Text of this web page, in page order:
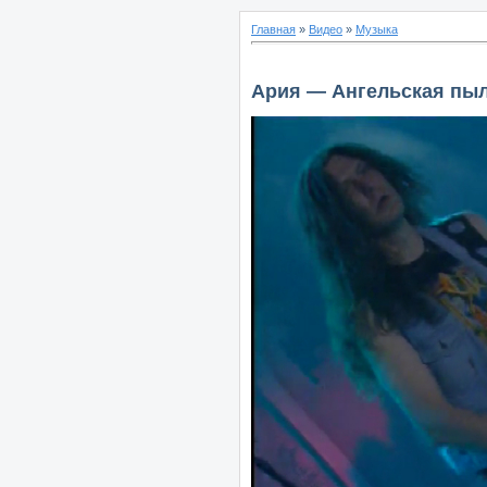
Главная » Видео » Музыка
Ария — Ангельская